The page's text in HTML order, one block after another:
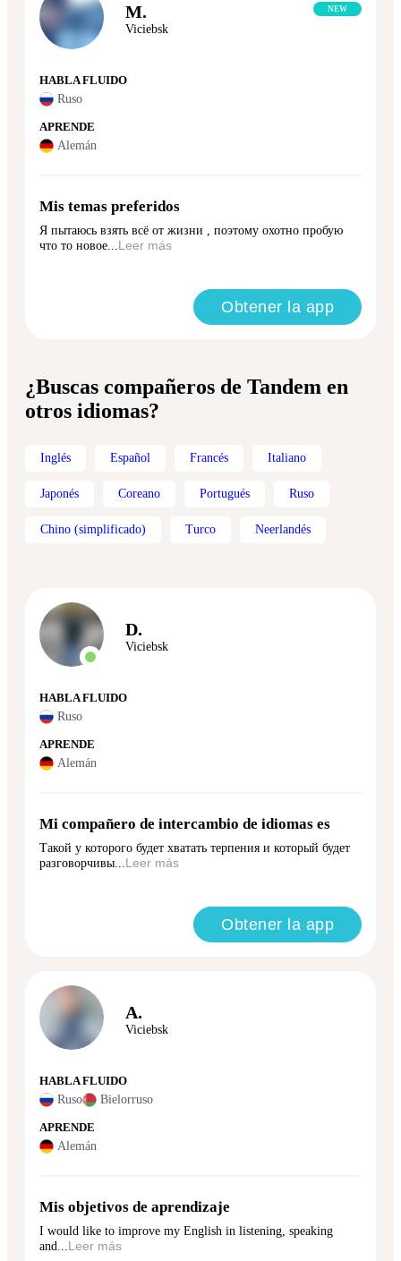
M.
Viciebsk
NEW
HABLA FLUIDO
Ruso
APRENDE
Alemán
Mis temas preferidos
Я пытаюсь взять всё от жизни , поэтому охотно пробую
что то новое...Leer más
Obtener la app
¿Buscas compañeros de Tandem en
otros idiomas?
Inglés Español Francés Italiano
Japonés Coreano Portugués Ruso
Chino (simplificado) Turco Neerlandés
D.
Viciebsk
HABLA FLUIDO
Ruso
APRENDE
Alemán
Mi compañero de intercambio de idiomas es
Такой у которого будет хватать терпения и который будет
разговорчивы...Leer más
Obtener la app
A.
Viciebsk
HABLA FLUIDO
Ruso Bielorruso
APRENDE
Alemán
Mis objetivos de aprendizaje
I would like to improve my English in listening, speaking
and...Leer más